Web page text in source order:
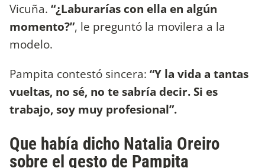
Vicuña. “¿Laburarías con ella en algún
momento?”, le preguntó la movilera a la
modelo.
Pampita contestó sincera: “Y la vida a tantas
vueltas, no sé, no te sabría decir. Si es
trabajo, soy muy profesional”.
Que había dicho Natalia Oreiro
sobre el gesto de Pampita